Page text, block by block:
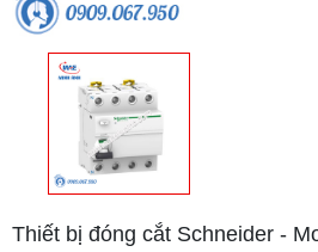
Thiết bị đóng cắt Schneider -